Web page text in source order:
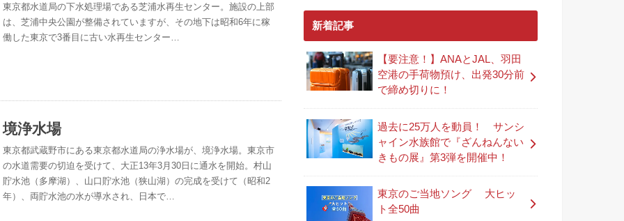
東京都水道局の下水処理場である芝浦水再生センター。施設の上部
は、芝浦中央公園が整備されていますが、その地下は昭和6年に稼
働した東京で3番目に古い水再生センター…
境浄水場
東京都武蔵野市にある東京都水道局の浄水場が、境浄水場。東京市
の水道需要の切迫を受けて、大正13年3月30日に通水を開始。村山
貯水池（多摩湖）、山口貯水池（狭山湖）の完成を受けて（昭和2
年）、両貯水池の水が導水され、日本で…
新着記事
【要注意！】ANAとJAL、羽田
空港の手荷物預け、出発30分前
で締め切りに！
過去に25万人を動員！ サンシ
ャイン水族館で『ざんねんない
きもの展』第3弾を開催中！
東京のご当地ソング 大ヒッ
ト全50曲